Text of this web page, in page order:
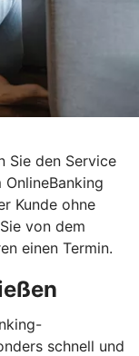
Sie den Service
Kunde ohne
von dem
einen Termin.
schnell und